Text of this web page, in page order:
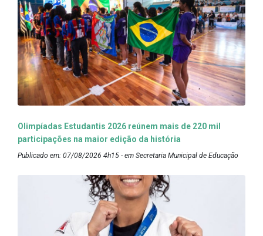
Olimpíadas Estudantis 2026 reúnem mais de 220 mil
participações na maior edição da história
Publicado em: 07/08/2026 4h15 - em Secretaria Municipal de Educação